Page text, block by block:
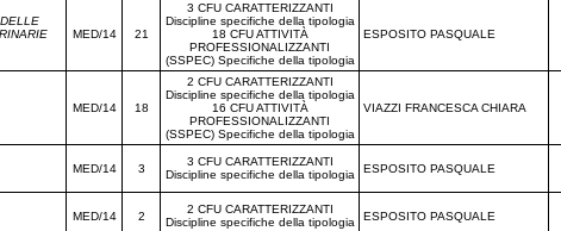
MED/14 21
3 CFU CARATTERIZZANTI
Discipline specifiche della tipologia
18 CFU ATTIVITÀ
PROFESSIONALIZZANTI
(SSPEC) Specifiche della tipologia
ESPOSITO PASQUALE
MED/14 18
2 CFU CARATTERIZZANTI
Discipline specifiche della tipologia
16 CFU ATTIVITÀ
PROFESSIONALIZZANTI
(SSPEC) Specifiche della tipologia
VIAZZI FRANCESCA CHIARA
MED/14 3
3 CFU CARATTERIZZANTI
Discipline specifiche della tipologia
ESPOSITO PASQUALE
MED/14 2
2 CFU CARATTERIZZANTI
Discipline specifiche della tipologia
ESPOSITO PASQUALE